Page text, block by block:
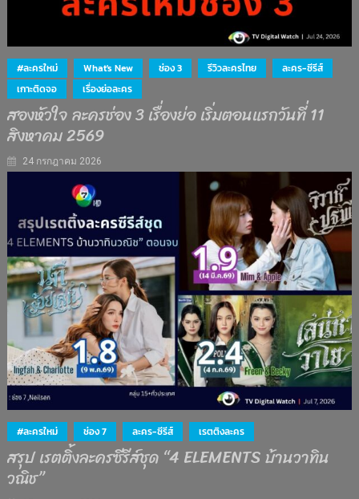
#ละครใหม่ What's New ช่อง 3 รีวิวละครไทย
ละคร-ซีรีส์
เกาะติดจอ
เรื่องย่อละคร
สองหัวใจ ละครช่อง 3 เรื่องย่อ เริ่มตอนแรกวันที่ 11
สิงหาคม 2569
24 กรกฎาคม 2026
#ละครใหม่ ช่อง 7 ละคร-ซีรีส์ เรตติงละคร
สรุป เรตติ้งละครซีรีส์ชุด “4 ELEMENTS บ้านวาทิน
วณิช”